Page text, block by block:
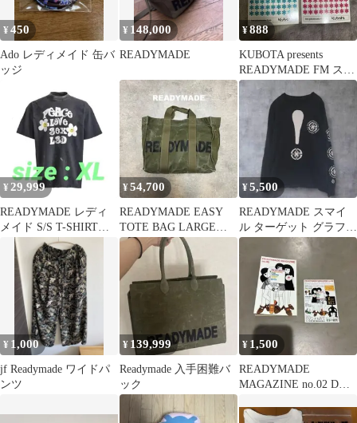
¥450
Ado レディメイド 缶バ
ッジ
¥ 148,000
READYMADE
¥888
KUBOTA presents
READYMADE FM ステ
ッカー 2枚
¥ 29,999
READYMADE レディ
メイド S/S T-SHIRT
PEACE
¥54,700
READYMADE EASY
TOTE BAG LARGE
Khaki
¥5,500
READYMADE スマイ
ル ターゲット グラフィ
ック Tシャツ トップス
¥ 1,000
jf Readymade ワイドパ
ンツ
¥ 139,999
Readymade 入手困難バ
ック
¥ 1,500
READYMADE
MAGAZINE no.02 DVD